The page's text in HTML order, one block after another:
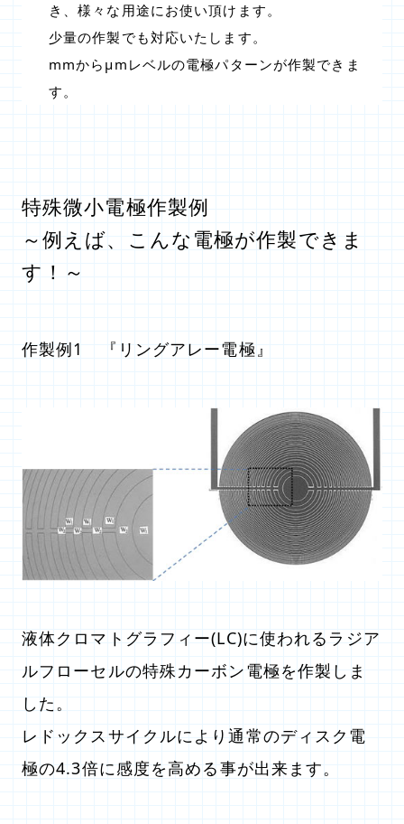
き、様々な用途にお使い頂けます。
少量の作製でも対応いたします。
mmからμmレベルの電極パターンが作製できま
す。
特殊微小電極作製例
～例えば、こんな電極が作製できま
す！～
作製例1 『リングアレー電極』
液体クロマトグラフィー(LC)に使われるラジア
ルフローセルの特殊カーボン電極を作製しま
した。
レドックスサイクルにより通常のディスク電
極の4.3倍に感度を高める事が出来ます。